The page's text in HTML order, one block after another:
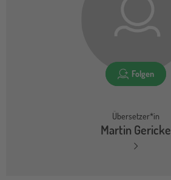
Folgen
Übersetzer*in
Martin Gericke